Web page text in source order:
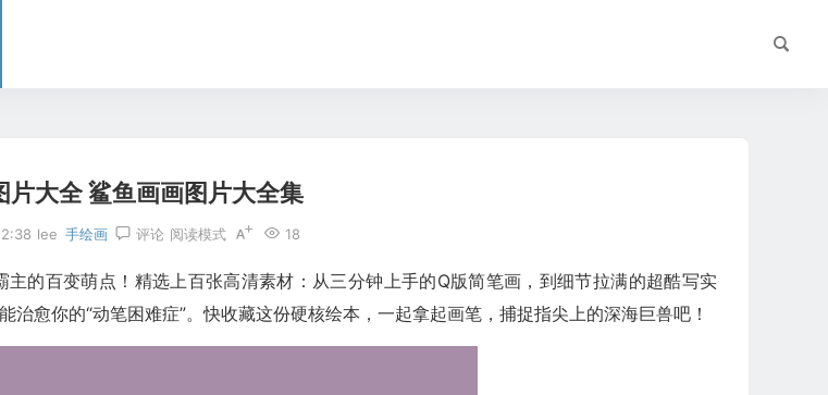
片大全 鲨鱼画画图片大全集
lee 手绘画 评论 18
阅读模式
的百变萌点！精选上百张高清素材：从三分钟上手的Q版简笔画，到细节拉满的超酷写实
愈你的“动笔困难症”。快收藏这份硬核绘本，一起拿起画笔，捕捉指尖上的深海巨兽吧！